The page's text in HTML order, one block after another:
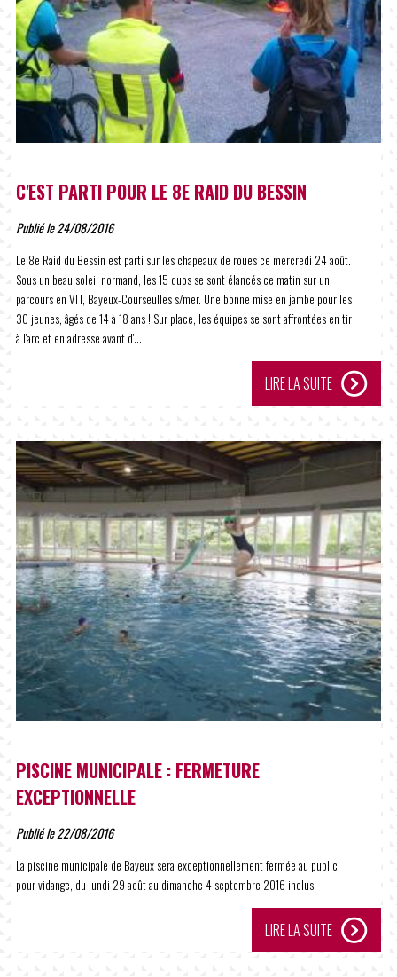
C'EST PARTI POUR LE 8E RAID DU BESSIN
Publié le 24/08/2016
Le 8e Raid du Bessin est parti sur les chapeaux de roues ce mercredi 24 août.
Sous un beau soleil normand, les 15 duos se sont élancés ce matin sur un
parcours en VTT, Bayeux-Courseulles s/mer. Une bonne mise en jambe pour les
30 jeunes, âgés de 14 à 18 ans ! Sur place, les équipes se sont affrontées en tir
à l'arc et en adresse avant d'...
LIRE LA SUITE
PISCINE MUNICIPALE : FERMETURE
EXCEPTIONNELLE
Publié le 22/08/2016
La piscine municipale de Bayeux sera exceptionnellement fermée au public,
pour vidange, du lundi 29 août au dimanche 4 septembre 2016 inclus.
LIRE LA SUITE